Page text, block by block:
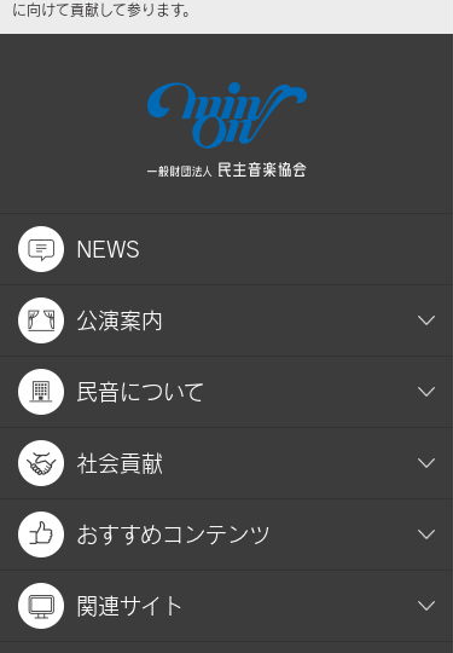
に向けて貢献して参ります。
NEWS
公演案内
民音について
社会貢献
おすすめコンテンツ
関連サイト